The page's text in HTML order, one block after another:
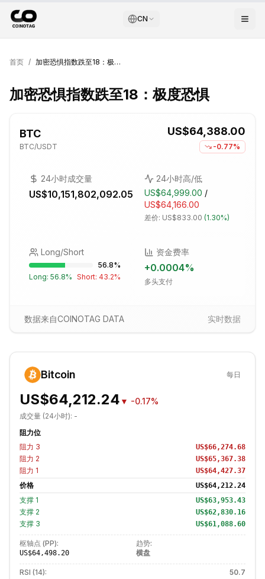
CN
首页 / 加密恐惧指数跌至18：极度恐惧
加密恐惧指数跌至18：极度恐惧
BTC
BTC/USDT
US$64,388.00
-0.77%
24小时成交量
US$10,151,802,092.05
24小时高/低
US$64,999.00 /
US$64,166.00
差价: US$833.00 (1.30%)
Long/Short
56.8%
Long: 56.8% Short: 43.2%
资金费率
+0.0004%
多头支付
数据来自COINOTAG DATA 实时数据
Bitcoin 每日
US$64,212.24 ▼ -0.17%
成交量 (24小时): -
阻力位
阻力 3 US$66,274.68
阻力 2 US$65,367.38
阻力 1 US$64,427.37
价格 US$64,212.24
支撑 1 US$63,953.43
支撑 2 US$62,830.16
支撑 3 US$61,088.60
枢轴点 (PP):
US$64,498.20
趋势:
横盘
RSI (14): 50.7